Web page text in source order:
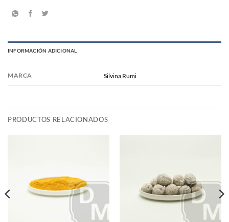
INFORMACIÓN ADICIONAL
MARCA Silvina Rumi
PRODUCTOS RELACIONADOS